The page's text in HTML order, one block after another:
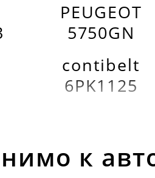
PEUGEOT
5750GN
contibelt
6PK1125
к